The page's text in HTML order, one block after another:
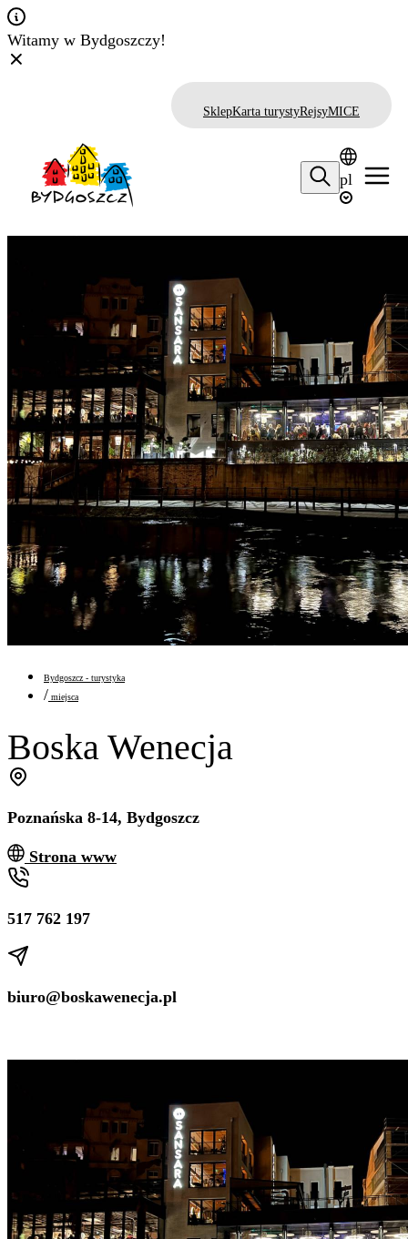
Witamy w Bydgoszczy!
SklepKarta turystyRejsyMICE
pl
Bydgoszcz - turystyka
/ miejsca
Boska Wenecja
Poznańska 8-14, Bydgoszcz
Strona www
517 762 197
biuro@boskawenecja.pl